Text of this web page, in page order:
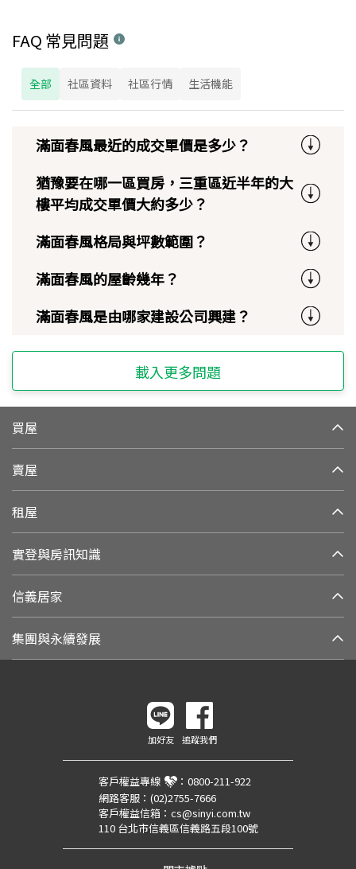
FAQ 常見問題
全部 社區資料 社區行情 生活機能
滿面春風最近的成交單價是多少？
猶豫要在哪一區買房，三重區近半年的大
樓平均成交單價大約多少？
滿面春風格局與坪數範圍？
滿面春風的屋齡幾年？
滿面春風是由哪家建設公司興建？
載入更多問題
買屋
賣屋
租屋
實登與房訊知識
信義居家
集團與永續發展
加好友 追蹤我們
客戶權益專線 ： 0800-211-922
網路客服： (02)2755-7666
客戶權益信箱： cs@sinyi.com.tw
110 台北市信義區信義路五段100號